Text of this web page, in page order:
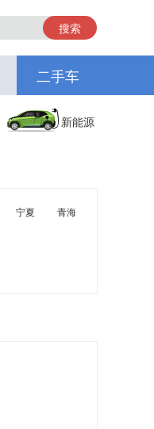
搜索
二手车
新能源
宁夏
青海